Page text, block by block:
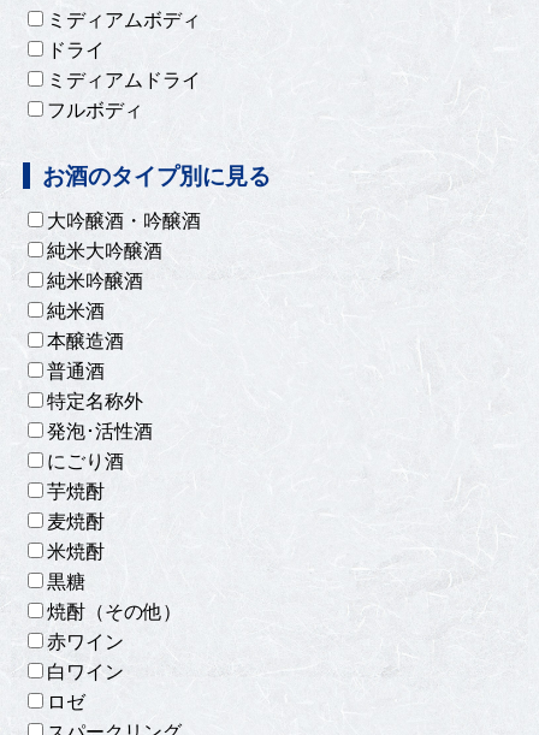
ミディアムボディ
ドライ
ミディアムドライ
フルボディ
お酒のタイプ別に見る
大吟醸酒・吟醸酒
純米大吟醸酒
純米吟醸酒
純米酒
本醸造酒
普通酒
特定名称外
発泡･活性酒
にごり酒
芋焼酎
麦焼酎
米焼酎
黒糖
焼酎（その他）
赤ワイン
白ワイン
ロゼ